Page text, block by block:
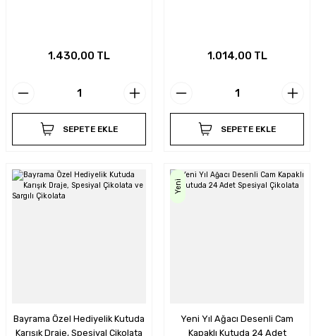
1.430,00 TL
SEPETE EKLE
1.014,00 TL
SEPETE EKLE
Bayrama Özel Hediyelik Kutuda
Karışık Draje, Spesiyal Çikolata
Yeni
Yeni Yıl Ağacı Desenli Cam
Kapaklı Kutuda 24 Adet